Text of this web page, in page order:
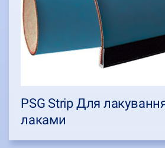
PSG Strip Для
лаками